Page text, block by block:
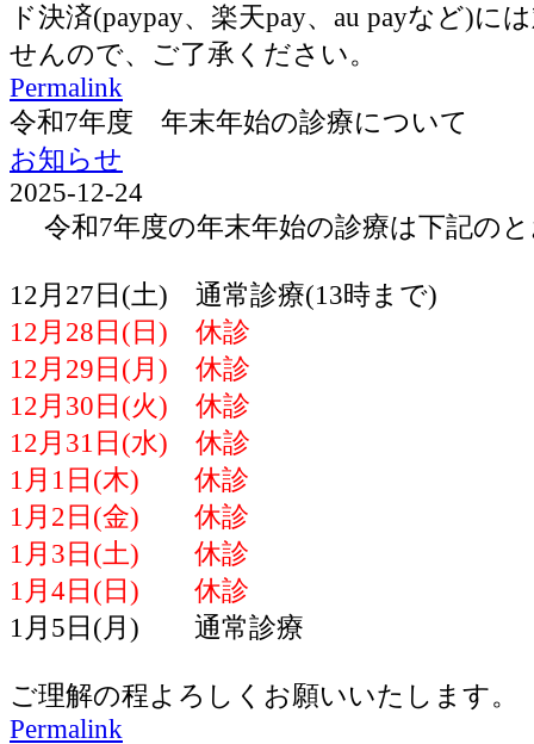
ド決済(paypay、楽天pay、au payなど)に
せんので、ご了承ください。
Permalink
令和7年度 年末年始の診療について
お知らせ
2025-12-24
令和7年度の年末年始の診療は下記の
12月27日(土) 通常診療(13時まで)
12月28日(日) 休診
12月29日(月) 休診
12月30日(火) 休診
12月31日(水) 休診
1月1日(木) 休診
1月2日(金) 休診
1月3日(土) 休診
1月4日(日) 休診
1月5日(月) 通常診療
ご理解の程よろしくお願いいたします。
Permalink